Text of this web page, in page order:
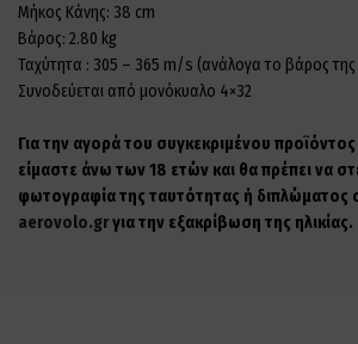
Μήκος Κάνης: 38 cm
Βάρος: 2.80 kg
Ταχύτητα : 305 – 365 m/s (ανάλογα το βάρος της
Συνοδεύεται από μονόκυαλο 4×32
Για την αγορά του συγκεκριμένου
είμαστε άνω των 18 ετών και θα πρέπει να
φωτογραφία της ταυτότητας ή διπλώματος
aerovolo.grγια την εξακρίβωση της ηλικίας.